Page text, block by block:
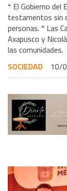
* El Gobierno del
testamentos sin
personas. * Las
Axapusco y
las comunidades.
SOCIEDAD
10/